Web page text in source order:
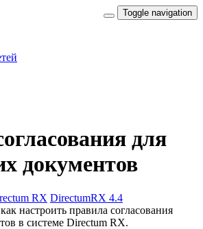
Toggle navigation
для
документов
RX DirectumRX 4.4
настроить правила согласования
в системе Directum RX.